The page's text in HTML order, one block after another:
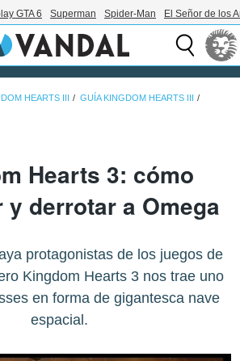
GTA 6 Superman Spider-Man El Señor de los
HEARTS III GUÍA KINGDOM HEARTS III
Hearts 3: cómo
derrotar a Omega
protagonistas de los juegos de
Kingdom Hearts 3 nos trae uno
en forma de gigantesca nave
espacial.